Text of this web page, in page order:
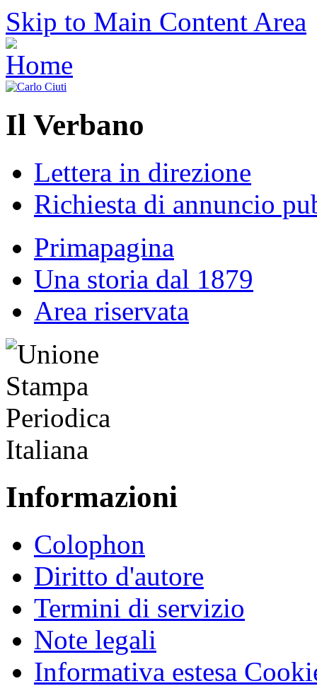
Skip to Main Content Area
Il Verbano
Lettera in direzione
Richiesta di annuncio
Primapagina
Una storia dal 1879
Area riservata
Informazioni
Colophon
Diritto d'autore
Termini di servizio
Note legali
Informativa estesa